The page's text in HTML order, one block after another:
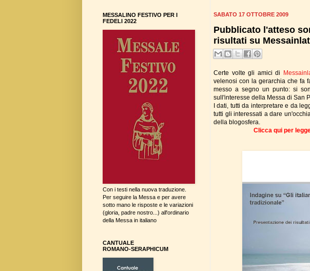
SABATO 17 OTTOBRE 2009
Pubblicato l'atteso
risultati su
Certe volte gli amici di
velenosi con la gerarchia che fa
messo a segno un punto: si
sull'interesse della Messa di San
I dati, tutti da interpretare e da
tutti gli interessati a dare
della blogosfera.
Clicca qui per
MESSALINO FESTIVO PER I
FEDELI 2022
Con i testi nella nuova traduzione.
Per seguire la Messa e per avere
sotto mano le risposte e le variazioni
(gloria, padre nostro...) all'ordinario
della Messa in italiano
CANTUALE
ROMANO-SERAPHICUM